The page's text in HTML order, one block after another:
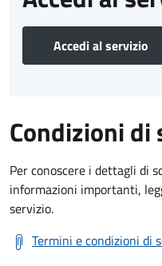
Accedi al servizio
Condizioni di
Per conoscere i dettagli di
informazioni importanti,
servizio.
Termini e condizioni di